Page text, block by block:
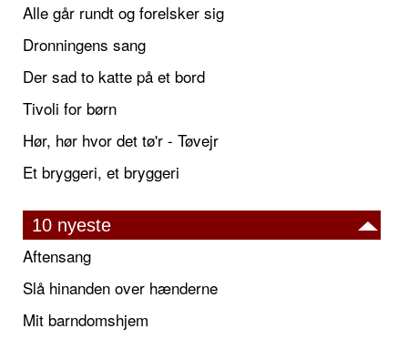
Alle går rundt og forelsker sig
Dronningens sang
Der sad to katte på et bord
Tivoli for børn
Hør, hør hvor det tø'r - Tøvejr
Et bryggeri, et bryggeri
10 nyeste
Aftensang
Slå hinanden over hænderne
Mit barndomshjem